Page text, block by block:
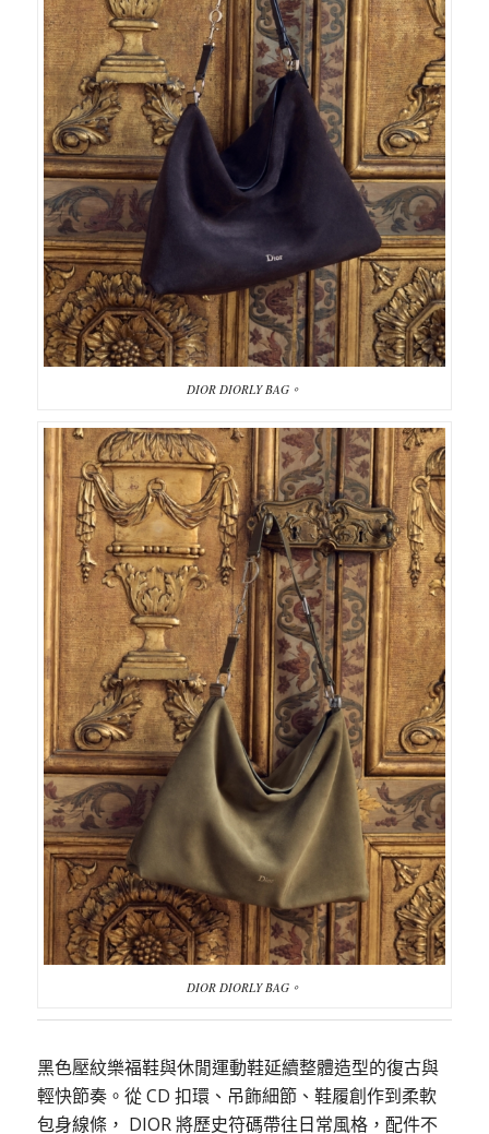
DIOR DIORLY BAG。
DIOR DIORLY BAG。
黑色壓紋樂福鞋與休閒運動鞋延續整體造型的復古與
輕快節奏。從 CD 扣環、吊飾細節、鞋履創作到柔軟
包身線條， DIOR 將歷史符碼帶往日常風格，配件不